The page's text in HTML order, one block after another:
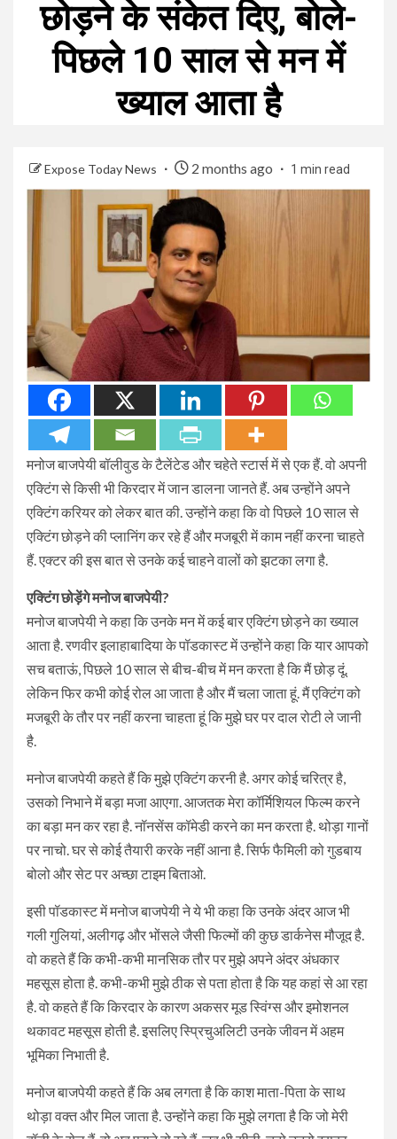
छोड़ने के संकेत दिए, बोले-
पिछले 10 साल से मन में
ख्याल आता है
Expose Today News 2 months ago 1 min read
मनोज बाजपेयी बॉलीवुड के टैलेंटेड और चहेते स्टार्स में से एक हैं. वो अपनी
एक्टिंग से किसी भी किरदार में जान डालना जानते हैं. अब उन्होंने अपने
एक्टिंग करियर को लेकर बात की. उन्होंने कहा कि वो पिछले 10 साल से
एक्टिंग छोड़ने की प्लानिंग कर रहे हैं और मजबूरी में काम नहीं करना चाहते
हैं. एक्टर की इस बात से उनके कई चाहने वालों को झटका लगा है.
एक्टिंग छोड़ेंगे मनोज बाजपेयी?
मनोज बाजपेयी ने कहा कि उनके मन में कई बार एक्टिंग छोड़ने का ख्याल
आता है. रणवीर इलाहाबादिया के पॉडकास्ट में उन्होंने कहा कि यार आपको
सच बताऊं, पिछले 10 साल से बीच-बीच में मन करता है कि मैं छोड़ दूं.
लेकिन फिर कभी कोई रोल आ जाता है और मैं चला जाता हूं. मैं एक्टिंग को
मजबूरी के तौर पर नहीं करना चाहता हूं कि मुझे घर पर दाल रोटी ले जानी
है.
मनोज बाजपेयी कहते हैं कि मुझे एक्टिंग करनी है. अगर कोई चरित्र है,
उसको निभाने में बड़ा मजा आएगा. आजतक मेरा कॉर्मिशियल फिल्म करने
का बड़ा मन कर रहा है. नॉनसेंस कॉमेडी करने का मन करता है. थोड़ा गानों
पर नाचो. घर से कोई तैयारी करके नहीं आना है. सिर्फ फैमिली को गुडबाय
बोलो और सेट पर अच्छा टाइम बिताओ.
इसी पॉडकास्ट में मनोज बाजपेयी ने ये भी कहा कि उनके अंदर आज भी
गली गुलियां, अलीगढ़ और भोंसले जैसी फिल्मों की कुछ डार्कनेस मौजूद है.
वो कहते हैं कि कभी-कभी मानसिक तौर पर मुझे अपने अंदर अंधकार
महसूस होता है. कभी-कभी मुझे ठीक से पता होता है कि यह कहां से आ रहा
है. वो कहते हैं कि किरदार के कारण अकसर मूड स्विंग्स और इमोशनल
थकावट महसूस होती है. इसलिए स्प्रिचुअलिटी उनके जीवन में अहम
भूमिका निभाती है.
मनोज बाजपेयी कहते हैं कि अब लगता है कि काश माता-पिता के साथ
थोड़ा वक्त और मिल जाता है. उन्होंने कहा कि मुझे लगता है कि जो मेरी